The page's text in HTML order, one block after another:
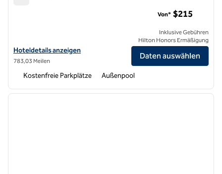
Hoteldetails für AutoCamp Zion anzeigen
Hoteldetails anzeigen
783,03 Meilen
Von* $215
Inklusive Gebühren
Hilton Honors Ermäßigung
Daten auswählen
Kostenfreie Parkplätze Außenpool
1 von 12